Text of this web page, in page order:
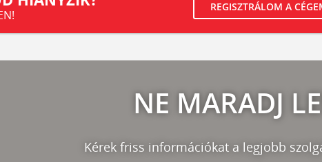
REGISZTRÁLOM A
NE MARADJ
Kérek friss információkat a legjobb